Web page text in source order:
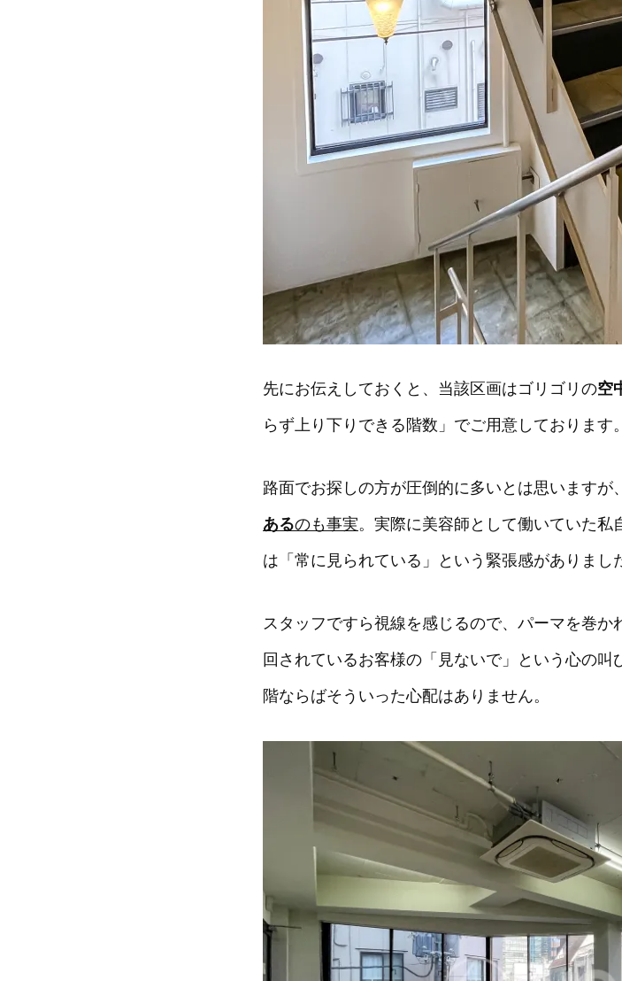
先にお伝えしておくと、当該区画はゴリゴリの空
らず上り下りできる階数」でご用意しております。
路面でお探しの方が圧倒的に多いとは思いますが、
あるのも事実。実際に美容師として働いていた
は「常に見られている」という緊張感がありまし
スタッフですら視線を感じるので、パーマを巻
回されているお客様の「見ないで」という心の
階ならばそういった心配はありません。